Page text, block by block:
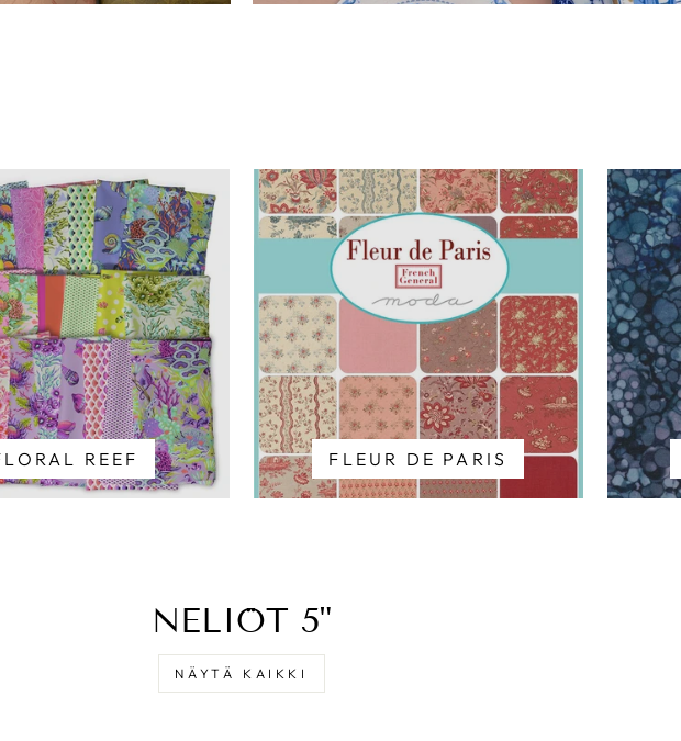
REEF FLEUR DE PARIS
NELIÖT 5"
NÄYTÄ KAIKKI